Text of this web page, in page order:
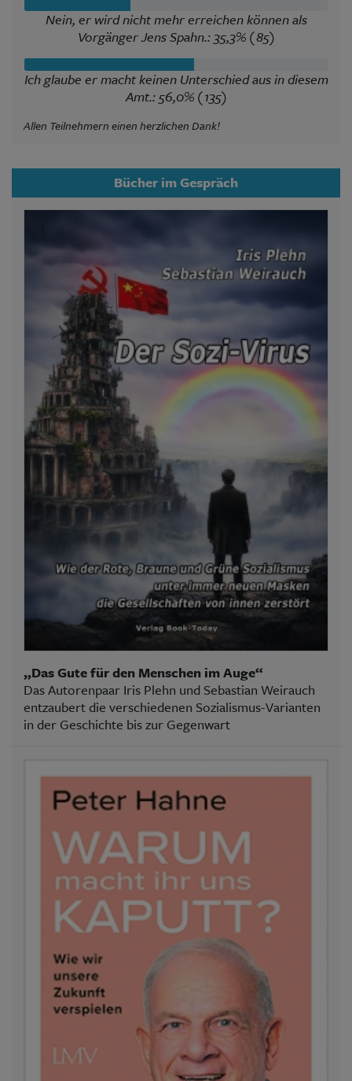
Nein, er wird nicht mehr erreichen können als
Vorgänger Jens Spahn.: 35,3% (85)
Ich glaube er macht keinen Unterschied aus in diesem
Amt.: 56,0% (135)
Allen Teilnehmern einen herzlichen Dank!
Bücher im Gespräch
„Das Gute für den Menschen im Auge“
Das Autorenpaar Iris Plehn und Sebastian Weirauch
entzaubert die verschiedenen Sozialismus-Varianten
in der Geschichte bis zur Gegenwart